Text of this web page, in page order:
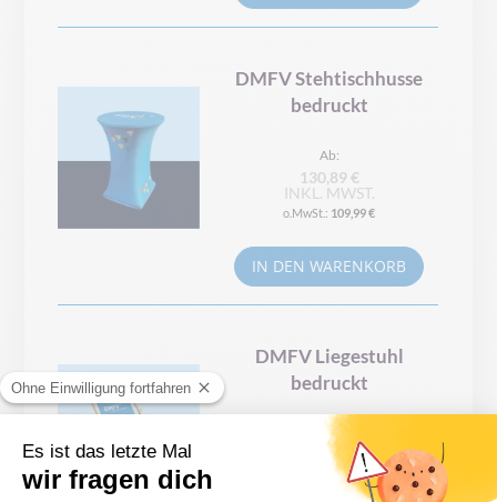
DMFV Stehtischhusse
bedruckt
Ab
130,89 €
INKL. MWST.
109,99 €
IN DEN WARENKORB
DMFV Liegestuhl
bedruckt
Ab
96,14 €
INKL. MWST.
80,79 €